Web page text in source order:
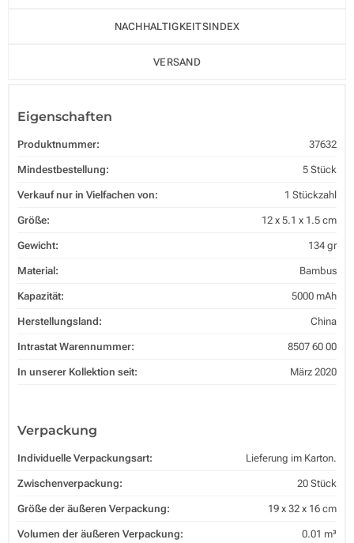
NACHHALTIGKEITSINDEX
VERSAND
Eigenschaften
Produktnummer: 37632
Mindestbestellung: 5 Stück
Verkauf nur in Vielfachen von: 1 Stückzahl
Größe: 12 x 5.1 x 1.5 cm
Gewicht: 134 gr
Material: Bambus
Kapazität: 5000 mAh
Herstellungsland: China
Intrastat Warennummer: 8507 60 00
In unserer Kollektion seit: März 2020
Verpackung
Individuelle Verpackungsart: Lieferung im Karton.
Zwischenverpackung: 20 Stück
Größe der äußeren Verpackung: 19 x 32 x 16 cm
Volumen der äußeren Verpackung: 0.01 m³